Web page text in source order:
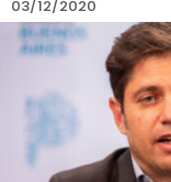
03/12/2020